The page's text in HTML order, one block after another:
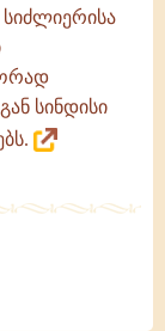
სიძლიერისა
სინდისი